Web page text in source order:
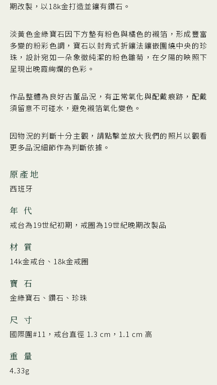
期改製，以18k金打造並鑲有鑽石。
淡黃色金綠寶石因下方墊有粉色與橘色的襯箔，形成豐富
多變的粉彩色調，寶石以封背式折鑲法鑲嵌圍繞中央的珍
珠，設計宛如一朵象徵純潔的粉色雛菊，在夕陽的映照下
呈現出晚霞絢爛的色彩。
作品整體為良好古董品況，有正常氧化與配戴痕跡，配戴
須留意不可碰水，避免襯箔氧化變色。
因物況的判斷十分主觀，請點擊並放大我們的照片以觀看
更多品況細節作為判斷依據。
原產地
西班牙
年 代
戒台為19世紀初期，戒圈為19世紀晚期改製品
材 質
14k金戒台、18k金戒圈
寶 石
金綠寶石、鑽石、珍珠
尺 寸
國際圍#11，戒台直徑 1.3 cm，1.1 cm 高
重 量
4.33g